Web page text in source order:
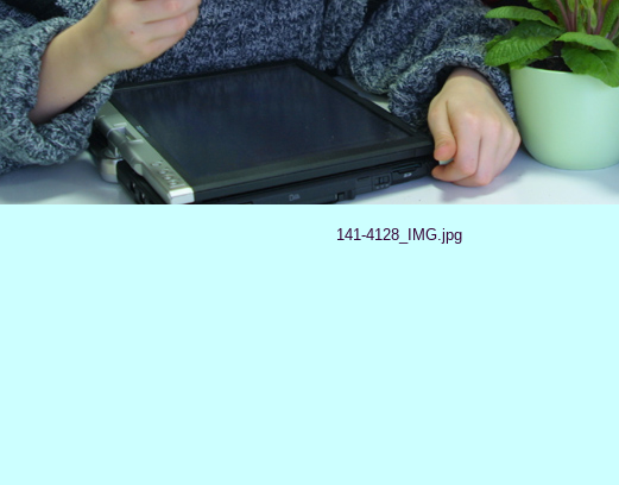
141-4128_IMG.jpg